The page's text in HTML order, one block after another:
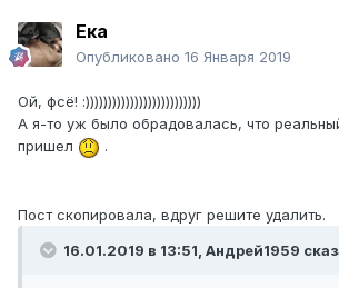
Ека
Опубликовано 16 Января 2019
Ой, фсё! :))))))))))))))))))))))))))
А я-то уж было обрадовалась, что
пришел
.
Пост скопировала, вдруг решите удалить.
16.01.2019 в 13:51, Андрей1959